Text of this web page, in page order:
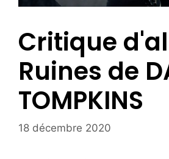
Critique
Ruines de
TOMPKINS
18 décembre 2020